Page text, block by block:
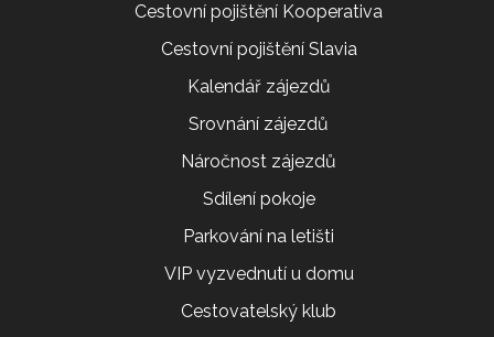
Cestovní pojištění Kooperativa
Cestovní pojištění Slavia
Kalendář zájezdů
Srovnání zájezdů
Náročnost zájezdů
Sdílení pokoje
Parkování na letišti
VIP vyzvednutí u domu
Cestovatelský klub